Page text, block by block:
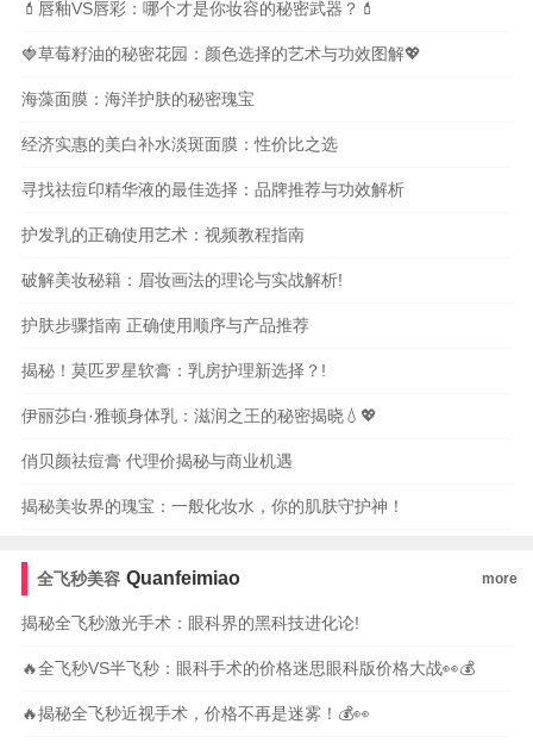
💄唇釉VS唇彩：哪个才是你妆容的秘密武器？💄
🍓草莓籽油的秘密花园：颜色选择的艺术与功效图解💖
海藻面膜：海洋护肤的秘密瑰宝
经济实惠的美白补水淡斑面膜：性价比之选
寻找祛痘印精华液的最佳选择：品牌推荐与功效解析
护发乳的正确使用艺术：视频教程指南
破解美妆秘籍：眉妆画法的理论与实战解析!
护肤步骤指南 正确使用顺序与产品推荐
揭秘！莫匹罗星软膏：乳房护理新选择？!
伊丽莎白·雅顿身体乳：滋润之王的秘密揭晓💧💖
俏贝颜祛痘膏 代理价揭秘与商业机遇
揭秘美妆界的瑰宝：一般化妆水，你的肌肤守护神！
全飞秒美容 Quanfeimiao more
揭秘全飞秒激光手术：眼科界的黑科技进化论!
🔥全飞秒VS半飞秒：眼科手术的价格迷思眼科版价格大战👀💰
🔥揭秘全飞秒近视手术，价格不再是迷雾！💰👀